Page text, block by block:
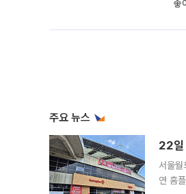
좋
주요 뉴스
22일
서울
연 홈